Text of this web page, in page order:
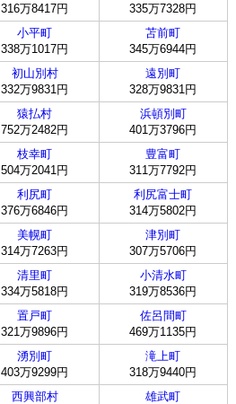
316万8417円
335万7328円
小平町
338万1017円
苫前町
345万6944円
初山別村
332万9831円
遠別町
328万9831円
猿払村
752万2482円
浜頓別町
401万3796円
枝幸町
504万2041円
豊富町
311万7792円
利尻町
376万6846円
利尻富士町
314万5802円
美幌町
314万7263円
津別町
307万5706円
清里町
334万5818円
小清水町
319万8536円
置戸町
321万9896円
佐呂間町
469万1135円
湧別町
403万9299円
滝上町
318万9440円
西興部村
雄武町